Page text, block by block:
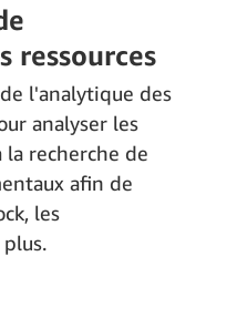
ressources
l'analytique des
analyser les
recherche de
afin de
les